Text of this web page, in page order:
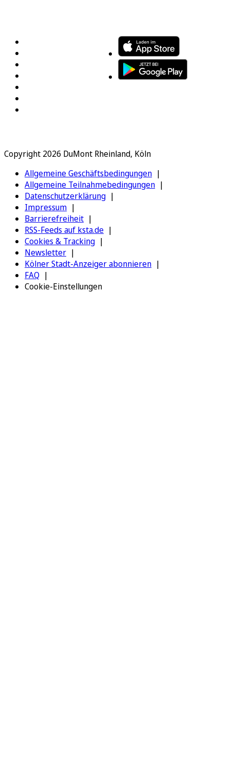
Copyright 2026 DuMont Rheinland, Köln
Allgemeine Geschäftsbedingungen
Allgemeine Teilnahmebedingungen
Datenschutzerklärung
Impressum
Barrierefreiheit
RSS-Feeds auf ksta.de
Cookies & Tracking
Newsletter
Kölner Stadt-Anzeiger abonnieren
FAQ
Cookie-Einstellungen